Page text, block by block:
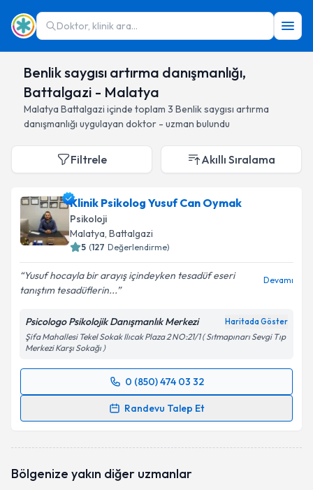
Doktor, klinik ara...
Benlik saygısı artırma danışmanlığı,
Battalgazi - Malatya
Malatya Battalgazi içinde toplam 3 Benlik saygısı artırma
danışmanlığı uygulayan doktor - uzman bulundu
Filtrele Akıllı Sıralama
Klinik Psikolog Yusuf Can Oymak
Psikoloji
Malatya, Battalgazi
5 (127 Değerlendirme)
Yusuf hocayla bir arayış içindeyken tesadüf eseri
tanıştım tesadüflerin...
Devamı
Psicologo Psikolojik Danışmanlık Merkezi Haritada Göster
Şifa Mahallesi Tekel Sokak Ilıcak Plaza 2 NO:21/1 ( Sıtmapınarı Sevgi Tıp
Merkezi Karşı Sokağı )
0 (850) 474 03 32
Randevu Talep Et
Randevu Takvimi Talebi
takvimi talebi oluşturun. Size bu uzmandan randevu
bilgilendireceğiz.
Bölgenize yakın diğer uzmanlar